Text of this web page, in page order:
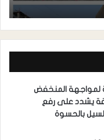
لمواجهة المنخفض
يشدد على رفع
بالحسوة